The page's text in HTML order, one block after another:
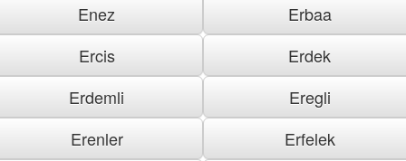
Enez
Erbaa
Ercis
Erdek
Erdemli
Eregli
Erenler
Erfelek